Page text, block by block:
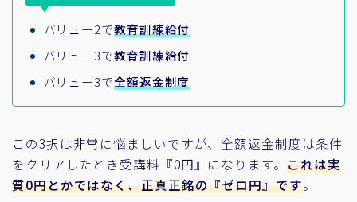
バリュー2で教育訓練給付
バリュー3で教育訓練給付
バリュー3で全額返金制度
この3択は非常に悩ましいですが、全額返金制度は条件
をクリアしたとき受講料『0円』になります。 これは実
質0円とかではなく、正真正銘の『ゼロ円』です。